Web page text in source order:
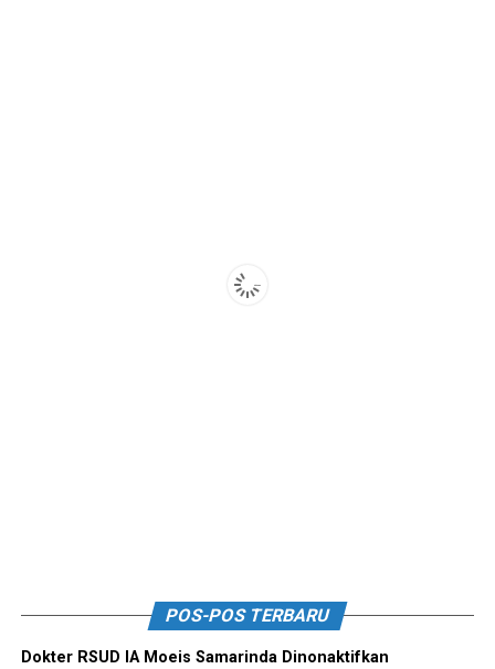
POS-POS TERBARU
Dokter RSUD IA Moeis Samarinda Dinonaktifkan